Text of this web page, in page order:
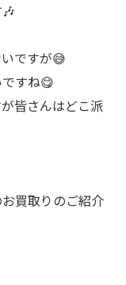
ですが😅
すね😋
皆さんはどこ派
買取りのご紹介